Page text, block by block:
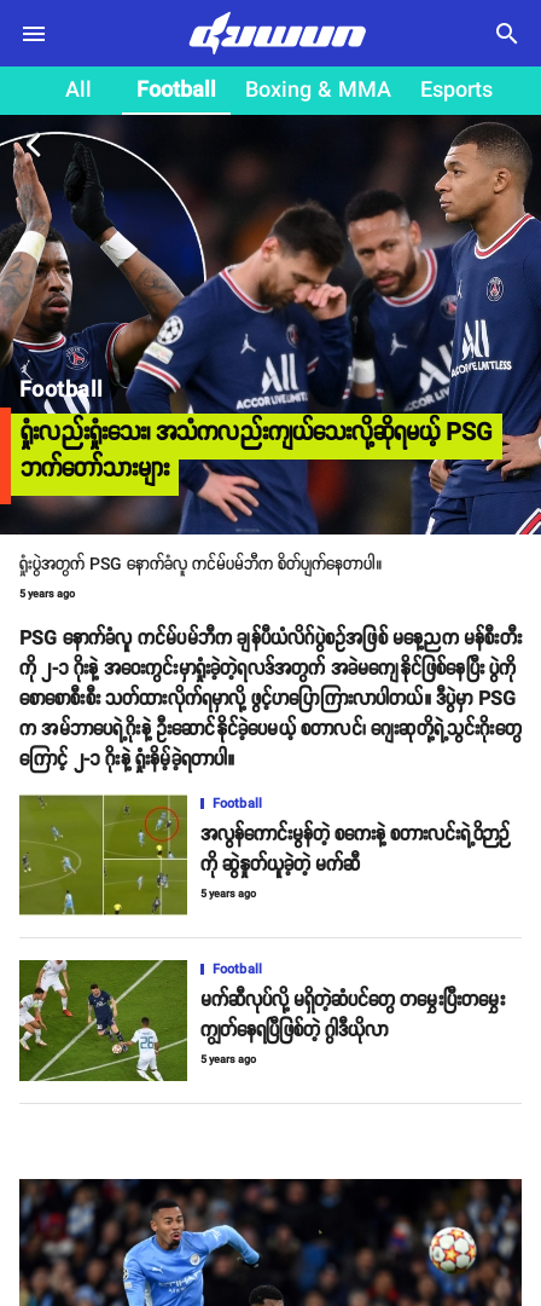
search
All Football Boxing & MMA Esports
arrow_back_ios
Football
ရှုံးလည်းရှုံးသေး၊ အသံကလည်းကျယ်သေးလို့ဆိုရမယ့် PSG
ဘက်တော်သားများ
ရှုံးပွဲအတွက် PSG နောက်ခံလူ ကင်မ်ပမ်ဘီက စိတ်ပျက်နေတာပါ။
5 years ago
PSG နောက်ခံလူ ကင်မ်ပမ်ဘီက ချန်ပီယံလိဂ်ပွဲစဥ်အဖြစ် မနေ့ညက မန်စီးတီး
ကို ၂-၁ ဂိုးနဲ့ အဝေးကွင်းမှာရှုံးခဲ့တဲ့ရလဒ်အတွက် အခဲမကျေနိုင်ဖြစ်နေပြီး ပွဲကို
စောစောစီးစီး သတ်ထားလိုက်ရမှာလို့ ဖွင့်ဟပြောကြားလာပါတယ်။ ဒီပွဲမှာ PSG
က အမ်ဘာပေရဲ့ဂိုးနဲ့ ဦးဆောင်နိုင်ခဲ့ပေမယ့် စတာလင်၊ ဂျေးဆုတို့ရဲ့သွင်းဂိုးတွေ
ကြောင့် ၂-၁ ဂိုးနဲ့ ရှုံးနိမ့်ခဲ့ရတာပါ။
Football
အလွန်ကောင်းမွန်တဲ့ စကေးနဲ့ စတားလင်းရဲ့ဝိဉာဉ်
ကို ဆွဲနှုတ်ယူခဲ့တဲ့ မက်ဆီ
5 years ago
Football
မက်ဆီလုပ်လို့ မရှိတဲ့ဆံပင်တွေ တမွှေးပြီးတမွှေး
ကျွတ်နေရပြီဖြစ်တဲ့ ဂွါဒီယိုလာ
5 years ago